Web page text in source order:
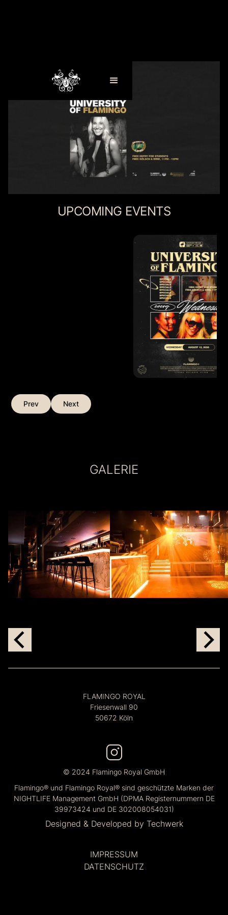
UPCOMING EVENTS
Prev Next
GALERIE
FLAMINGO ROYAL
Friesenwall 90
50672 Köln
© 2024 Flamingo Royal GmbH
Flamingo® und Flamingo Royal® sind geschützte Marken der
NIGHTLIFE Management GmbH (DPMA Registernummern DE
39973424 und DE 302008054031)
Designed & Developed by Techwerk
IMPRESSUM
DATENSCHUTZ